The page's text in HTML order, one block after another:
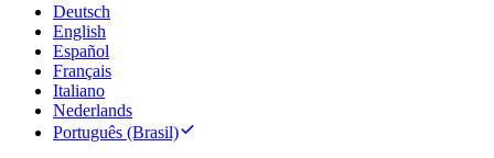
Deutsch
English
Español
Français
Italiano
Nederlands
Português (Brasil)